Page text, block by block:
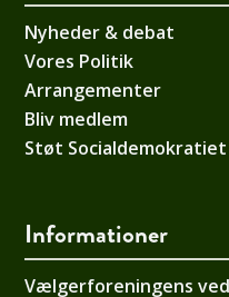
Nyheder & debat
Vores Politik
Arrangementer
Bliv medlem
Støt Socialdemokratiet
Informationer
Vælgerforeningens